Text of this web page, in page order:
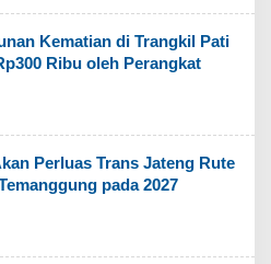
Kematian di Trangkil Pati
Ribu oleh Perangkat
Perluas Trans Jateng Rute
pada 2027